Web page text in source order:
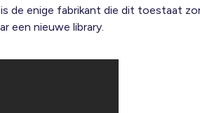
de enige fabrikant die dit toestaat
een nieuwe library.